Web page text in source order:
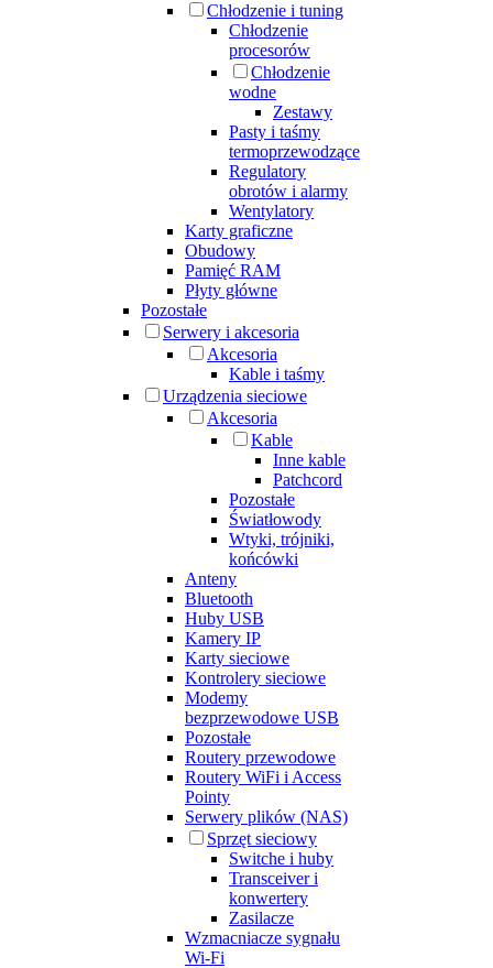
Chłodzenie i tuning
Chłodzenie
procesorów
Chłodzenie
wodne
Zestawy
Pasty i taśmy
termoprzewodzące
Regulatory
obrotów i alarmy
Wentylatory
Karty graficzne
Obudowy
Pamięć RAM
Płyty główne
Pozostałe
Serwery i akcesoria
Akcesoria
Kable i taśmy
Urządzenia sieciowe
Akcesoria
Kable
Inne kable
Patchcord
Pozostałe
Światłowody
Wtyki, trójniki,
końcówki
Anteny
Bluetooth
Huby USB
Kamery IP
Karty sieciowe
Kontrolery sieciowe
Modemy
bezprzewodowe USB
Pozostałe
Routery przewodowe
Routery WiFi i Access
Pointy
Serwery plików (NAS)
Sprzęt sieciowy
Switche i huby
Transceiver i
konwertery
Zasilacze
Wzmacniacze sygnału
Wi-Fi